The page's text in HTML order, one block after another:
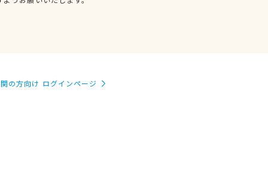
の方向け ログインページ